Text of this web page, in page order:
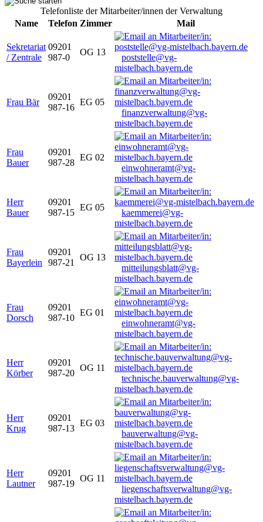
Telefonliste der Mitarbeiter/innen der Verwaltung
Name
Telefon Zimmer Mail
Sekretariat
/ Zentrale
09201
987-0
OG 13
poststelle@vg-
mistelbach.bayern.de
Frau Bär
09201
987-16
EG 05
finanzverwaltung@vg-
mistelbach.bayern.de
Frau
Bauer
09201
987-28
EG 02
einwohneramt@vg-
mistelbach.bayern.de
Herr
Bauer
09201
987-15
EG 05
kaemmerei@vg-
mistelbach.bayern.de
Frau
Bayerlein
09201
987-21
OG 13
mitteilungsblatt@vg-
mistelbach.bayern.de
Frau
Dorsch
09201
987-10
EG 01
einwohneramt@vg-
mistelbach.bayern.de
Herr
Körber
09201
987-20
OG 11
technische.bauverwaltung@vg-
mistelbach.bayern.de
Herr
Krug
09201
987-13
EG 03
bauverwaltung@vg-
mistelbach.bayern.de
Herr
Lautner
09201
987-19
OG 11
liegenschaftsverwaltung@vg-
mistelbach.bayern.de